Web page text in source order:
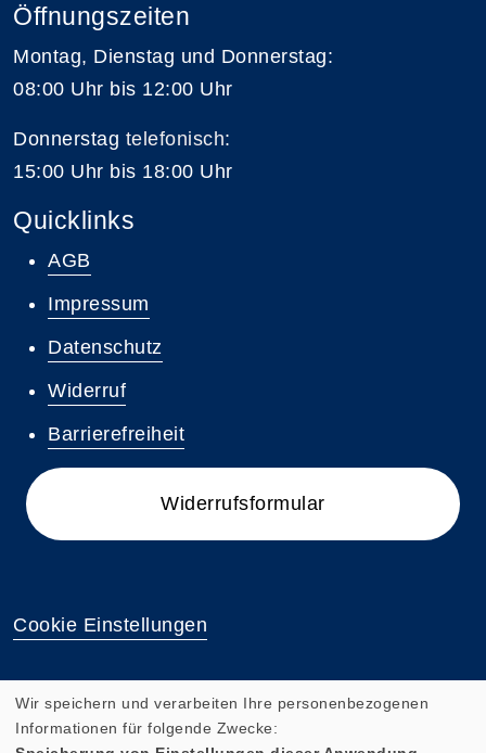
Öffnungszeiten
Montag, Dienstag und Donnerstag:
08:00 Uhr bis 12:00 Uhr
Donnerstag telefonisch:
15:00 Uhr bis 18:00 Uhr
Quicklinks
AGB
Impressum
Datenschutz
Widerruf
Barrierefreiheit
Widerrufsformular
Cookie Einstellungen
Wir speichern und verarbeiten Ihre personenbezogenen
Informationen für folgende Zwecke: